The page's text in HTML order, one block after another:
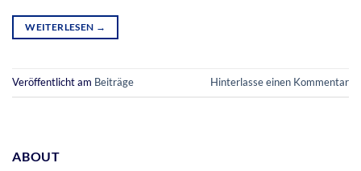
WEITERLESEN →
Veröffentlicht am Beiträge Hinterlasse einen Kommentar
ABOUT